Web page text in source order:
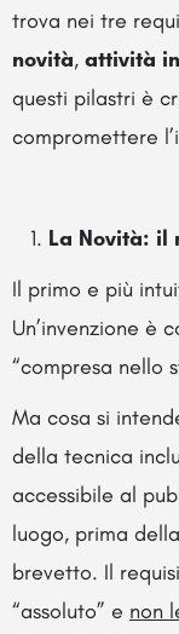
trova nei tre
novità, attività
questi pilastri è
compromettere
La Novità: il
Il primo e più
Un’invenzione è
“compresa nello
Ma cosa si
della tecnica
accessibile al
luogo, prima
brevetto. Il
“assoluto” e non